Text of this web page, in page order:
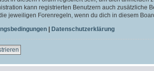
kann registrierten Benutzern auch zusätzliche
jeweiligen Forenregeln, wenn du dich in diesem
| Datenschutzerklärung